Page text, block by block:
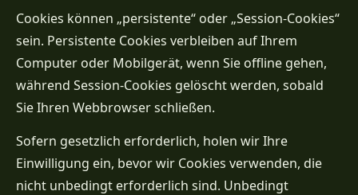
Cookies können „persistente“ oder „Session-Cookies“
sein. Persistente Cookies verbleiben auf Ihrem
Computer oder Mobilgerät, wenn Sie offline gehen,
während Session-Cookies gelöscht werden, sobald
Sie Ihren Webbrowser schließen.
Sofern gesetzlich erforderlich, holen wir Ihre
Einwilligung ein, bevor wir Cookies verwenden, die
nicht unbedingt erforderlich sind. Unbedingt